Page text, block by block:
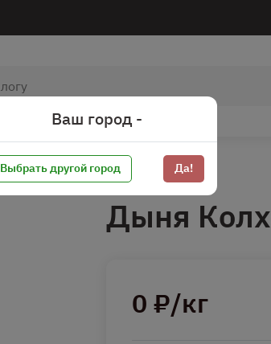
Дыня
0 ₽/кг
Ваш город -
Выбрать другой город Да!